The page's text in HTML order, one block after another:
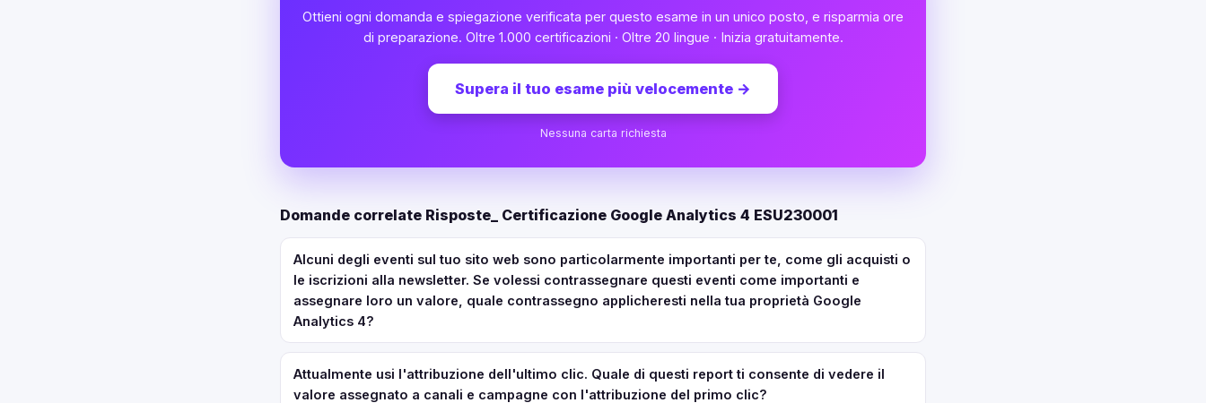
Ottieni ogni domanda e spiegazione verificata per questo esame in un unico posto, e risparmia ore
di preparazione. Oltre 1.000 certificazioni · Oltre 20 lingue · Inizia gratuitamente.
Supera il tuo esame più velocemente →
Nessuna carta richiesta
Domande correlate Risposte_ Certificazione Google Analytics 4 ESU230001
Alcuni degli eventi sul tuo sito web sono particolarmente importanti per te, come gli acquisti o
le iscrizioni alla newsletter. Se volessi contrassegnare questi eventi come importanti e
assegnare loro un valore, quale contrassegno applicheresti nella tua proprietà Google
Analytics 4?
Attualmente usi l'attribuzione dell'ultimo clic. Quale di questi report ti consente di vedere il
valore assegnato a canali e campagne con l'attribuzione del primo clic?